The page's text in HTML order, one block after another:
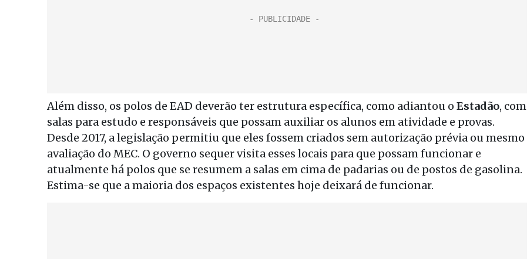
Além disso, os polos de EAD deverão ter estrutura específica, como adiantou o Estadão, com
salas para estudo e responsáveis que possam auxiliar os alunos em atividade e provas.
Desde 2017, a legislação permitiu que eles fossem criados sem autorização prévia ou mesmo
avaliação do MEC. O governo sequer visita esses locais para que possam funcionar e
atualmente há polos que se resumem a salas em cima de padarias ou de postos de gasolina.
Estima-se que a maioria dos espaços existentes hoje deixará de funcionar.